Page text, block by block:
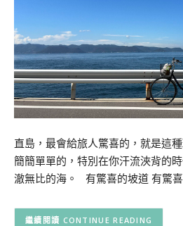
直島，最會給旅人驚喜的，就是這
簡簡單單的，特別在你汗流浹背的
澈無比的海。 有驚喜的坡道 有驚
CONTINUE READING